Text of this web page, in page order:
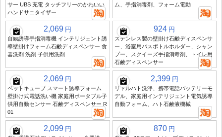
サー UBS 充電 タッチフリーのかわいい
ハンドサニタイザー
ム、手指消毒剤、フォーム電動
2,069 円
自動誘導手指消毒機 インテリジェント誘
導壁掛けフォーム石鹸ディスペンサー 食
器洗剤 洗剤 子供用洗剤
924 円
ステンレス製の壁掛け石鹸ディスペンサ
ー、浴室用バスボトルホルダー、シャン
プー、スクイーズ手指消毒剤、トイレ用
石鹸ディスペンサー
2,069 円
ペットキューブ スマート誘導フォーム
壁掛け式電話洗い機 家庭用ポータブル子
供用自動センサー 石鹸ディスペンサー R
01
2,399 円
リトルハト洗浄、携帯電話バッテリーモ
デル、家庭用インテリジェント電気誘導
自動フォーム、ハト石鹸液機械
2,099 円 870 円